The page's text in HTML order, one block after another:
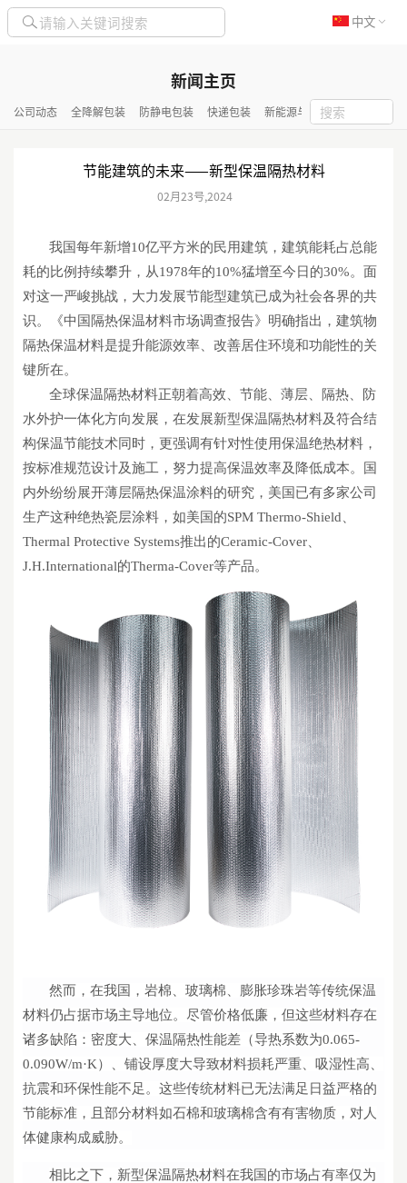
中文
新闻主页
公司动态 全降解包装 防静电包装 快递包装 新能源与化工包装
节能建筑的未来——新型保温隔热材料
02月23号,2024
我国每年新增10亿平方米的民用建筑，建筑能耗占总能
耗的比例持续攀升，从1978年的10%猛增至今日的30%。面
对这一严峻挑战，大力发展节能型建筑已成为社会各界的共
识。《中国隔热保温材料市场调查报告》明确指出，建筑物
隔热保温材料是提升能源效率、改善居住环境和功能性的关
键所在。
全球保温隔热材料正朝着高效、节能、薄层、隔热、防
水外护一体化方向发展，在发展新型保温隔热材料及符合结
构保温节能技术同时，更强调有针对性使用保温绝热材料，
按标准规范设计及施工，努力提高保温效率及 降低成本。国
内外纷纷展开薄层隔热保温涂料的研究，美国已有多家公司
生产这种绝热瓷层涂料，如美国的SPM Thermo-Shield、
Thermal Protective Systems推出的Ceramic-Cover、
J.H.International的Therma-Cover等产品。
然而，在我国，岩棉、玻璃棉、膨胀珍珠岩等传统保温
材料仍占据市场主导地位。尽管价格低廉，但这些材料存在
诸多缺陷：密度大、保温隔热性能差（导热系数为0.065-
0.090W/m·K）、铺设厚度大导致材料损耗严重、吸湿性高、
抗震和环保性能不足。这些传统材料已无法满足日益严格的
节能标准，且部分材料如石棉和玻璃棉含有有害物质，对人
体健康构成威胁。
相比之下，新型保温隔热材料在我国的市场占有率仅为